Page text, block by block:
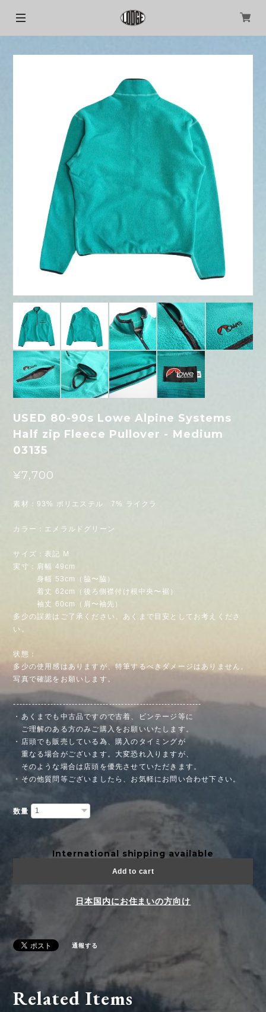
USED 80-90s Lowe Alpine Systems
Half zip Fleece Pullover - Medium
03135
¥7,700
素材：93% ポリエステル 7% ライクラ
カラー：エメラルドグリーン
サイズ：表記 M
実寸：肩幅 49cm
身幅 53cm（脇〜脇）
着丈 62cm（後ろ側襟付け根中央〜裾）
袖丈 60cm（肩〜袖先）
多少の誤差はご了承ください。あくまで目安としてお考えくださ
い。
状態：
多少の使用感はありますが、特筆するべきダメージはありません。
写真で確認をお願いします。
-------------------------------------------------------------
・あくまでも中古品ですので古着、ビンテージ等に
ご理解のある方のみご購入をお願いいたします。
・店頭でも販売している為、購入のタイミングが
重なる場合がございます。大変恐れ入りますが、
そのような場合は店頭を優先させていただきます。
・その他質問等ございましたら、お気軽にお問い合わせ下さい。
数量
International shipping available
Add to cart
日本国内にお住まいの方向け
通報する
Related Items